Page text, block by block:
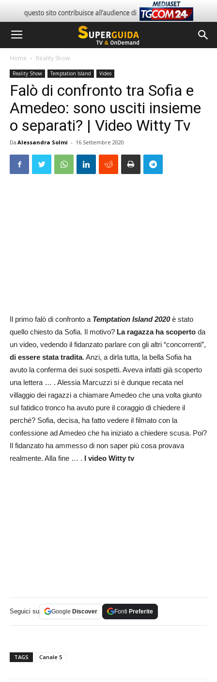
Home Reality Show
Reality Show Temptation Island Video
Falò di confronto tra Sofia e
Amedeo: sono usciti insieme
o separati? | Video Witty Tv
Da Alessandra Solmi - 16 Settembre 2020
Il primo falò di confronto a Temptation Island 2020 è stato
quello chiesto da Sofia. Il motivo? La ragazza ha scoperto da
un video, vedendo il fidanzato parlare con gli altri “concorrenti”,
di essere stata tradita. Anzi, a dirla tutta, la bella Sofia ha
avuto la conferma dei suoi sospetti. Aveva infatti già scoperto
una lettera … . Alessia Marcuzzi si è dunque recata nel
villaggio dei ragazzi a chiamare Amedeo che una volta giunto
sul fatidico tronco ha avuto pure il coraggio di chiedere il
perché? Sofia, decisa, ha fatto vedere il filmato con la
confessione ad Amedeo che ha iniziato a chiedere scusa. Poi?
Il fidanzato ha ammesso di non saper più cosa provava
realmente. Alla fine … .
video Witty tv
Seguici su Google Discover Fonti Preferite
TAGS Canale 5